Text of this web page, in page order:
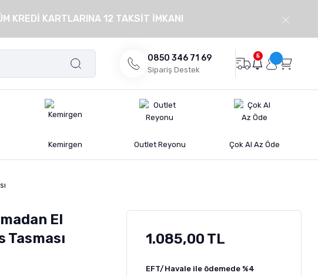
KREDİ KARTLARINA 12 TAKSİT İMKANI
0850 346 71 69
Sipariş Destek
5
Kemirgen Outlet Reyonu Çok Al Az Öde
El
Tasması
1.085,00 TL
EFT/Havale ile ödemede %4